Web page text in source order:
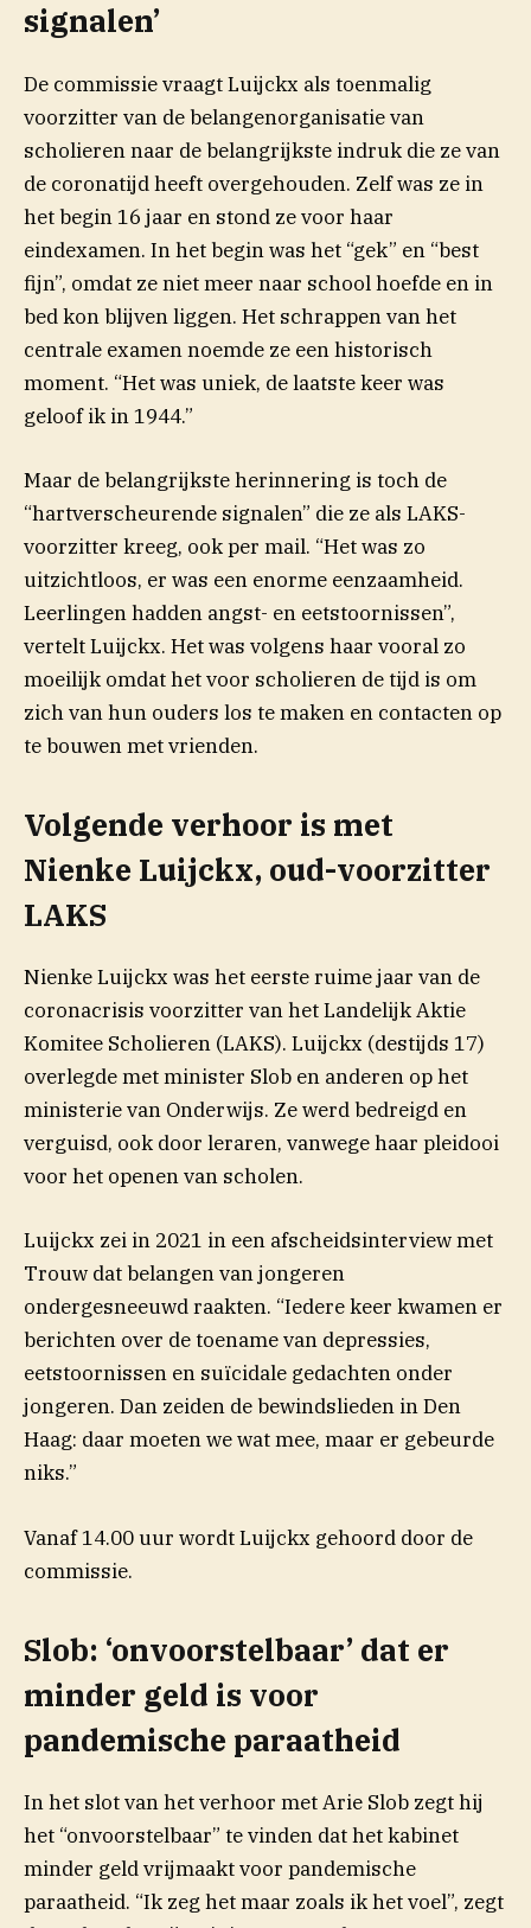
signalen’
De commissie vraagt Luijckx als toenmalig
voorzitter van de belangenorganisatie van
scholieren naar de belangrijkste indruk die ze van
de coronatijd heeft overgehouden. Zelf was ze in
het begin 16 jaar en stond ze voor haar
eindexamen. In het begin was het “gek” en “best
fijn”, omdat ze niet meer naar school hoefde en in
bed kon blijven liggen. Het schrappen van het
centrale examen noemde ze een historisch
moment. “Het was uniek, de laatste keer was
geloof ik in 1944.”
Maar de belangrijkste herinnering is toch de
“hartverscheurende signalen” die ze als LAKS-
voorzitter kreeg, ook per mail. “Het was zo
uitzichtloos, er was een enorme eenzaamheid.
Leerlingen hadden angst- en eetstoornissen”,
vertelt Luijckx. Het was volgens haar vooral zo
moeilijk omdat het voor scholieren de tijd is om
zich van hun ouders los te maken en contacten op
te bouwen met vrienden.
Volgende verhoor is met
Nienke Luijckx, oud-voorzitter
LAKS
Nienke Luijckx was het eerste ruime jaar van de
coronacrisis voorzitter van het Landelijk Aktie
Komitee Scholieren (LAKS). Luijckx (destijds 17)
overlegde met minister Slob en anderen op het
ministerie van Onderwijs. Ze werd bedreigd en
verguisd, ook door leraren, vanwege haar pleidooi
voor het openen van scholen.
Luijckx zei in 2021 in een afscheidsinterview met
Trouw(opent in nieuw venster)
dat belangen van jongeren
ondergesneeuwd raakten. “Iedere keer kwamen er
berichten over de toename van depressies,
eetstoornissen en suïcidale gedachten onder
jongeren. Dan zeiden de bewindslieden in Den
Haag: daar moeten we wat mee, maar er gebeurde
niks.”
Vanaf 14.00 uur wordt Luijckx gehoord door de
commissie.
Slob: ‘onvoorstelbaar’ dat er
minder geld is voor
pandemische paraatheid
In het slot van het verhoor met Arie Slob zegt hij
het “onvoorstelbaar” te vinden dat het kabinet
minder geld vrijmaakt voor pandemische
paraatheid. “Ik zeg het maar zoals ik het voel”, zegt